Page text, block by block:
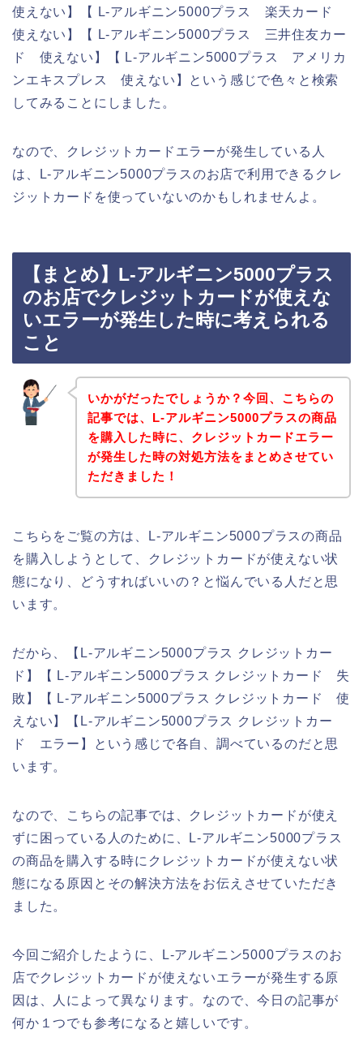
使えない】【 L-アルギニン5000プラス 楽天カード
使えない】【 L-アルギニン5000プラス 三井住友カー
ド 使えない】【 L-アルギニン5000プラス アメリカ
ンエキスプレス 使えない】という感じで色々と検索
してみることにしました。
なので、クレジットカードエラーが発生している人
は、L-アルギニン5000プラスのお店で利用できるクレ
ジットカードを使っていないのかもしれませんよ。
【まとめ】L-アルギニン5000プラス
のお店でクレジットカードが使えな
いエラーが発生した時に考えられる
こと
いかがだったでしょうか？今回、こちらの
記事では、L-アルギニン5000プラスの商品
を購入した時に、クレジットカードエラー
が発生した時の対処方法をまとめさせてい
ただきました！
こちらをご覧の方は、L-アルギニン5000プラスの商品
を購入しようとして、クレジットカードが使えない状
態になり、どうすればいいの？と悩んでいる人だと思
います。
だから、【L-アルギニン5000プラス クレジットカー
ド】【 L-アルギニン5000プラス クレジットカード 失
敗】【 L-アルギニン5000プラス クレジットカード 使
えない】【L-アルギニン5000プラス クレジットカー
ド エラー】という感じで各自、調べているのだと思
います。
なので、こちらの記事では、クレジットカードが使え
ずに困っている人のために、L-アルギニン5000プラス
の商品を購入する時にクレジットカードが使えない状
態になる原因とその解決方法をお伝えさせていただき
ました。
今回ご紹介したように、L-アルギニン5000プラスのお
店でクレジットカードが使えないエラーが発生する原
因は、人によって異なります。なので、今日の記事が
何か１つでも参考になると嬉しいです。